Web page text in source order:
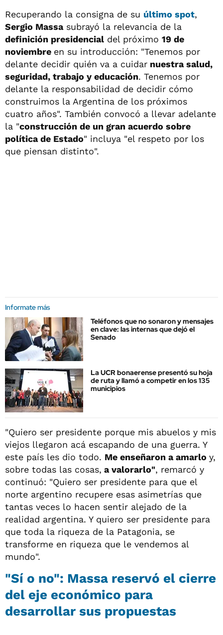
Recuperando la consigna de su último spot,
Sergio Massasubrayó la relevancia de la
definición presidencial del próximo 19 de
noviembre en su introducción: "Tenemos por
delante decidir quién va a cuidar nuestra salud,
seguridad, trabajo y educación. Tenemos por
delante la responsabilidad de decidir cómo
construimos la Argentina de los próximos
cuatro años". También convocó a llevar adelante
la "construcción de un gran acuerdo sobre
política de Estado" incluya "el respeto por los
que piensan distinto".
Informate más
Teléfonos que no sonaron y mensajes
en clave: las internas que dejó el
Senado
La UCR bonaerense presentó su hoja
de ruta y llamó a competir en los 135
municipios
"Quiero ser presidente porque mis abuelos y mis
viejos llegaron acá escapando de una guerra. Y
este país les dio todo. Me enseñaron a amarlo y,
sobre todas las cosas, a valorarlo", remarcó y
continuó: "Quiero ser presidente para que el
norte argentino recupere esas asimetrías que
tantas veces lo hacen sentir alejado de la
realidad argentina. Y quiero ser presidente para
que toda la riqueza de la Patagonia, se
transforme en riqueza que le vendemos al
mundo".
"Sí o no": Massa reservó el cierre
del eje económico para
desarrollar sus propuestas